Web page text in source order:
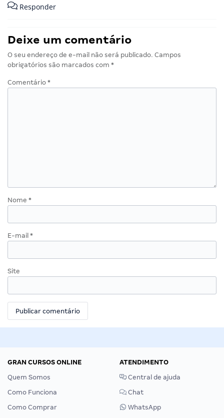
Responder
Deixe um comentário
O seu endereço de e-mail não será publicado. Campos
obrigatórios são marcados com *
Comentário *
Nome *
E-mail *
Site
GRAN CURSOS ONLINE
Quem Somos
Como Funciona
Como Comprar
ATENDIMENTO
Central de ajuda
Chat
WhatsApp